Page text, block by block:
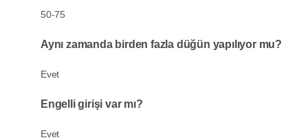
50-75
Aynı zamanda birden fazla düğün yapılıyor mu?
Evet
Engelli girişi var mı?
Evet